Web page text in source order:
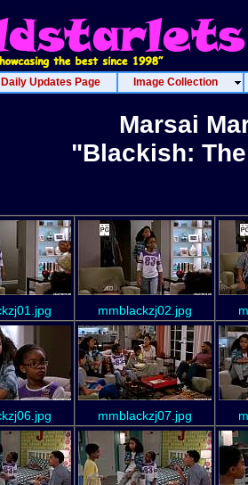
Daily Updates Page Image Collection
Marsai
"Blackish:
mmblackzj02.jpg
mmblackzj07.jpg